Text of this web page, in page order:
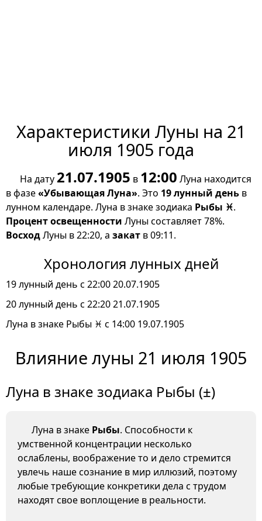
Характеристики Луны на 21
июля 1905 года
На дату 21.07.1905 в 12:00 Луна находится
в фазе«Убывающая Луна». Это 19 лунный день в
лунном календаре. Луна в знаке зодиака Рыбы ♓.
Процент освещенности Луны составляет 78%.
ВосходЛуны в 22:20, а закат в 09:11.
Хронология лунных дней
19 лунный день с 22:00 20.07.1905
20 лунный день с 22:20 21.07.1905
Луна в знаке Рыбы ♓ с 14:00 19.07.1905
Влияние луны 21 июля 1905
Луна в знаке зодиака Рыбы (±)
Луна в знаке Рыбы. Способности к
умственной концентрации несколько
ослаблены, воображение то и дело стремится
увлечь наше сознание в мир иллюзий, поэтому
любые требующие конкретики дела с трудом
находят свое воплощение в реальности.